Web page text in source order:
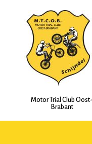
Motor Trial Club Oost-
Brabant